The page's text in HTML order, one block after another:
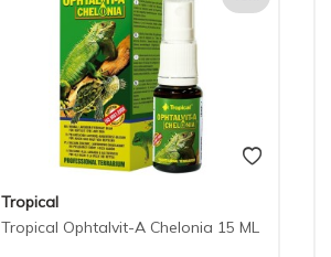
Tropical
Tropical Ophtalvit-A Chelonia 15 ML